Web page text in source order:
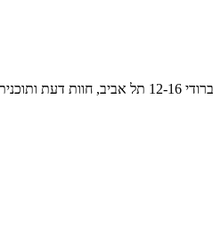
ברודי 12-16 תל אביב, חוות דעת ותוכנית הידרולוגית לניהול מי נגר